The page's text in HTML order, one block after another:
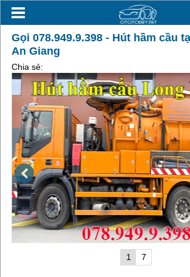
Gọi 078.949.9.398 - Hút hầm cầu
An Giang
Chia sẻ:
1 7